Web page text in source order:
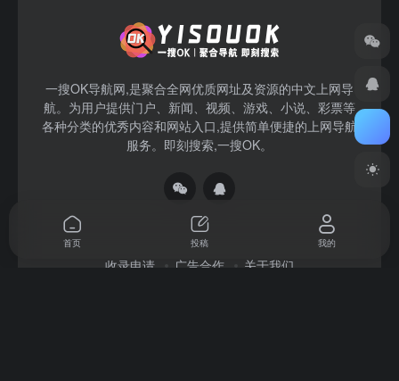
一搜OK导航网,是聚合全网优质网址及资源的中文上网导
航。为用户提供门户、新闻、视频、游戏、小说、彩票等
各种分类的优秀内容和网站入口,提供简单便捷的上网导航
服务。即刻搜索,一搜OK。
收录申请 广告合作 关于我们
首页 投稿 我的